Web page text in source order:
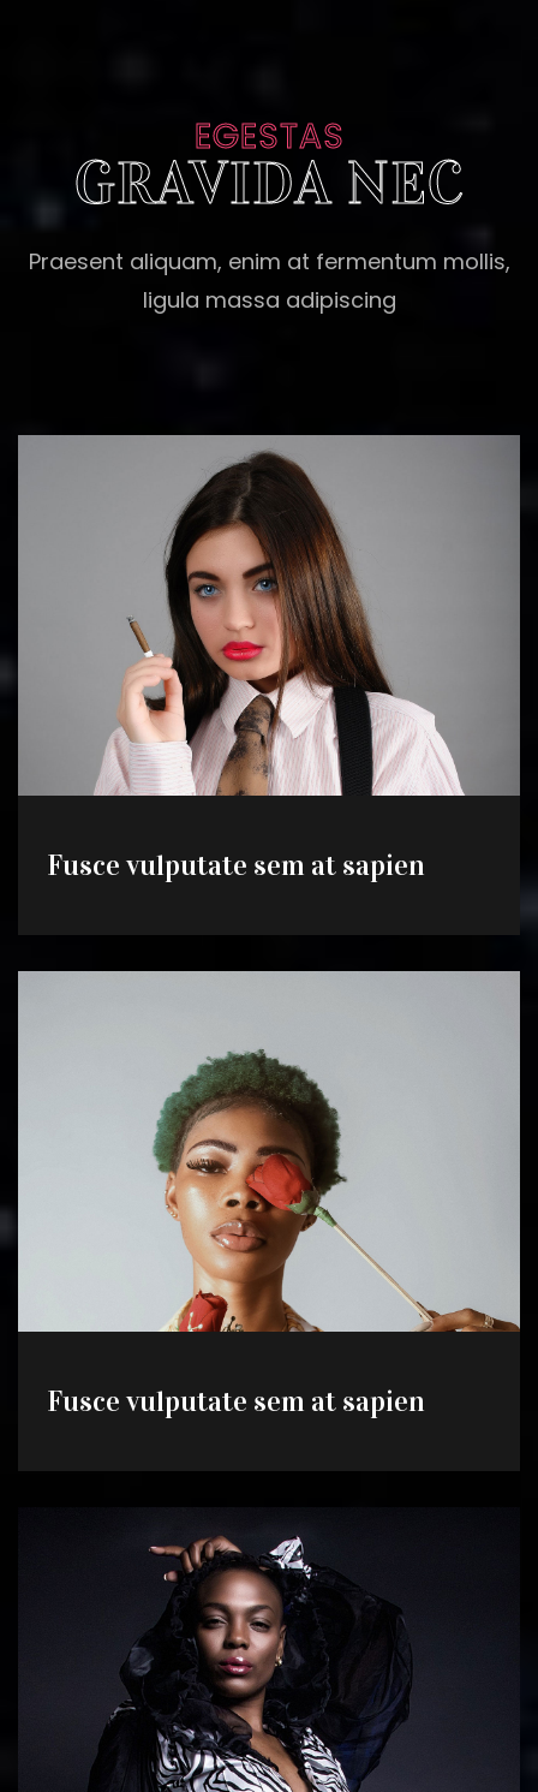
EGESTAS
GRAVIDA NEC
Praesent aliquam, enim at fermentum mollis,
ligula massa adipiscing
Fusce vulputate sem at sapien
Fusce vulputate sem at sapien